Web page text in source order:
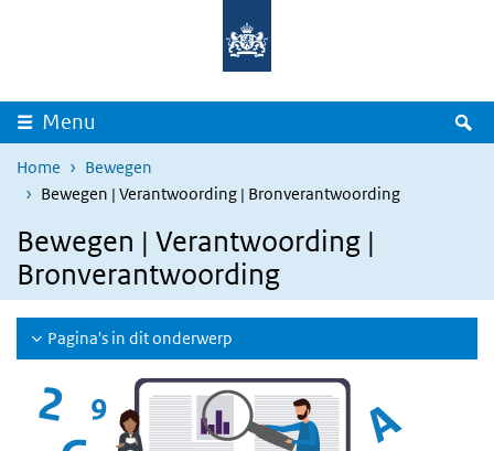
Overslaan en naar de inhoud gaan
Menu
Home
Bewegen
Bewegen | Verantwoording | Bronverantwoording
Bewegen | Verantwoording |
Bronverantwoording
Pagina's in dit onderwerp